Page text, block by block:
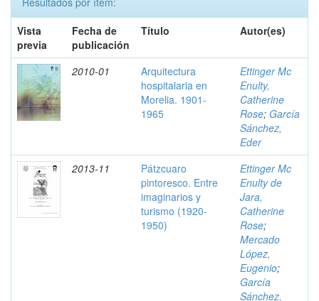
Vista
previa
Fecha de
publicación
Título Autor(es)
2010-01
Arquitectura
hospitalaria en
Morelia. 1901-
1965
Ettinger Mc
Enulty,
Catherine
Rose; García
Sánchez,
Eder
2013-11
Pátzcuaro
pintoresco. Entre
imaginarios y
turismo (1920-
1950)
Ettinger Mc
Enulty de
Jara,
Catherine
Rose;
Mercado
López,
Eugenio;
García
Sánchez,